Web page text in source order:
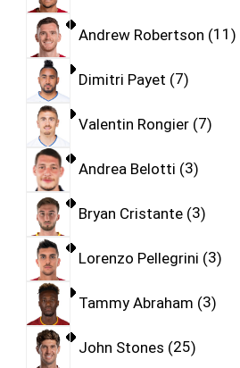
Andrew Robertson 11
Dimitri Payet 7
Valentin Rongier 7
Andrea Belotti 3
Bryan Cristante 3
Lorenzo Pellegrini 3
Tammy Abraham 3
John Stones 25